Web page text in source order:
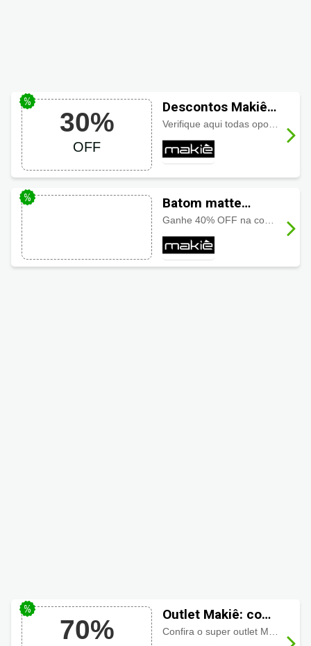
30%
OFF
Descontos Makiê:
na categoria
SKINCARE!
Batom matte
Makiê: lip crush
70%
Outlet Makiê: com
até 70% OFF.
Confira o super outlet Makiê, seleção de